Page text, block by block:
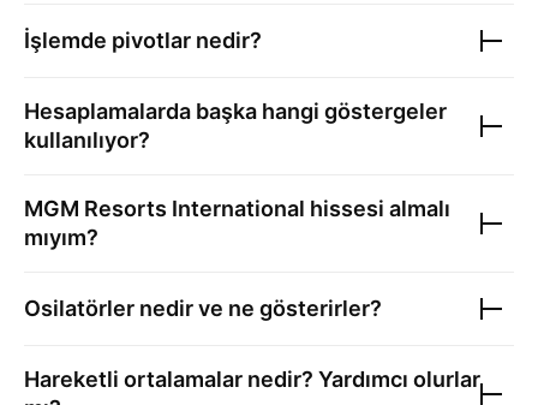
İşlemde pivotlar nedir?
Hesaplamalarda başka hangi göstergeler
kullanılıyor?
MGM Resorts International hissesi almalı
mıyım?
Osilatörler nedir ve ne gösterirler?
Hareketli ortalamalar nedir? Yardımcı olurlar